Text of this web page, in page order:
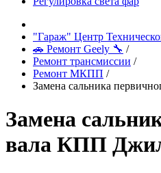
"Гараж" Центр
🚗 Ремонт Geely 🔧 /
Ремонт трансмиссии /
Ремонт МКПП /
Замена сальника
Замена
вала КПП